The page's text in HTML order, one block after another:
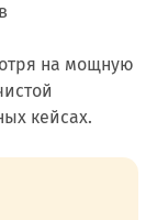
на мощную
кейсах.